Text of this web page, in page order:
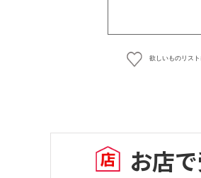
欲しいものリスト
お店